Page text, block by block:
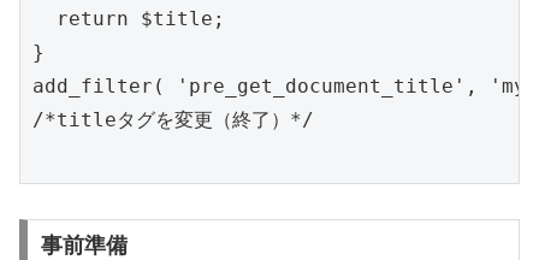
  return $title;
}
add_filter( 'pre_get_document_title',
/*titleタグを変更（終了）*/
事前準備